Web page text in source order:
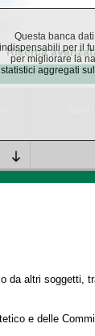
Ricerca
da altri soggetti,
e delle
Questa banca
indispensabili per il
per migliorare la
statistici aggregati